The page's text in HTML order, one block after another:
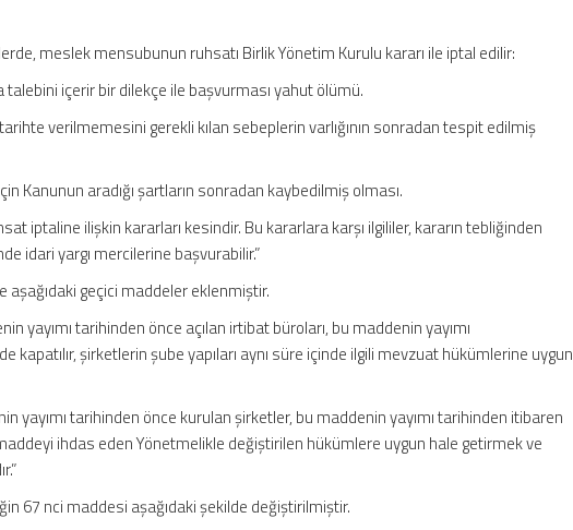
meslek mensubunun ruhsatı Birlik Yönetim Kurulu kararı ile iptal edilir:
talebini içerir bir dilekçe ile başvurması yahut ölümü.
verilmemesini gerekli kılan sebeplerin varlığının sonradan tespit edilmiş
Kanunun aradığı şartların sonradan kaybedilmiş olması.
iptaline ilişkin kararları kesindir. Bu kararlara karşı ilgililer, kararın tebliğinden
idari yargı mercilerine başvurabilir.”
aşağıdaki geçici maddeler eklenmiştir.
yayımı tarihinden önce açılan irtibat büroları, bu maddenin yayımı
kapatılır, şirketlerin şube yapıları aynı süre içinde ilgili mevzuat hükümlerine uygun
yayımı tarihinden önce kurulan şirketler, bu maddenin yayımı tarihinden itibaren
ihdas eden Yönetmelikle değiştirilen hükümlere uygun hale getirmek ve
67 nci maddesi aşağıdaki şekilde değiştirilmiştir.